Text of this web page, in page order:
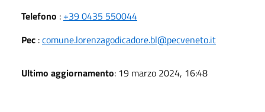
Telefono : +39 0435 550044
Pec :comune.lorenzagodicadore.bl@pecveneto.it
Ultimo aggiornamento: 19 marzo 2024, 16:48